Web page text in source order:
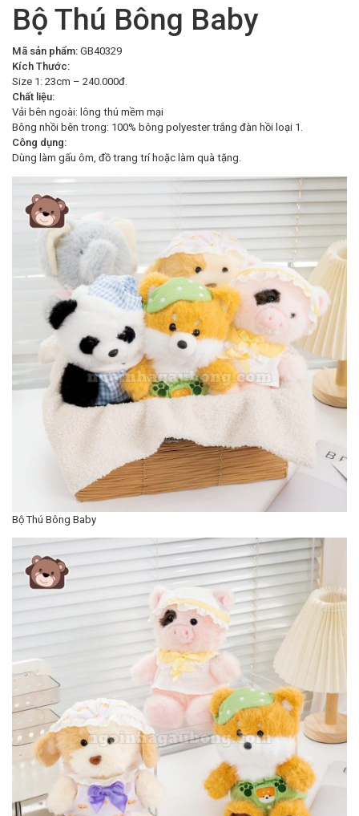
Bộ Thú Bông Baby
Mã sản phẩm: GB40329
Kích Thước:
Size 1: 23cm – 240.000đ.
Chất liệu:
Vải bên ngoài: lông thú mềm mại
Bông nhồi bên trong: 100% bông polyester trắng đàn hồi loại 1.
Công dụng:
Dùng làm gấu ôm, đồ trang trí hoặc làm quà tặng.
Bộ Thú Bông Baby